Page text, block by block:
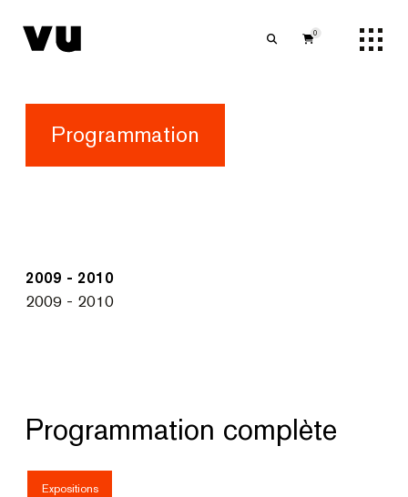
0
Programmation
2009 - 2010
2009 - 2010
Programmation complète
Expositions